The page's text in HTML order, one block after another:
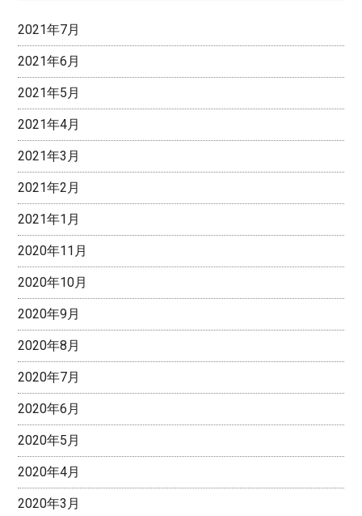
2021年7月
2021年6月
2021年5月
2021年4月
2021年3月
2021年2月
2021年1月
2020年11月
2020年10月
2020年9月
2020年8月
2020年7月
2020年6月
2020年5月
2020年4月
2020年3月